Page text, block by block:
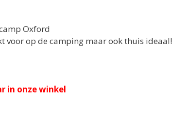
Oxford
voor op de camping maar ook thuis ideaal!
in onze winkel